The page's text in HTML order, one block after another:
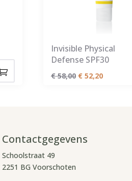
Invisible Physical
Defense SPF30
€58,00 Oorspronkelijke
€52,20Huidige
Contactgegevens
Schoolstraat 49
2251 BG Voorschoten